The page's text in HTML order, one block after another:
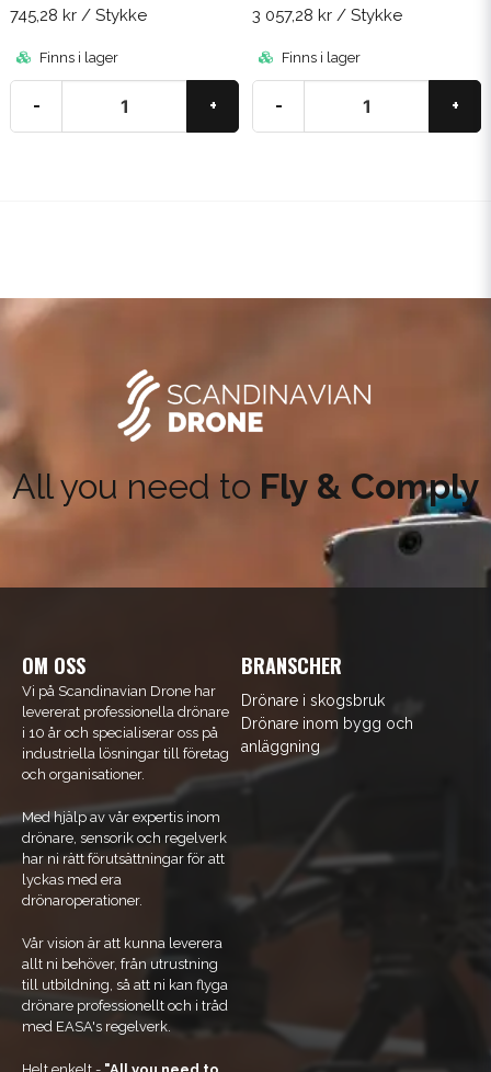
745,28 kr / Stykke
Finns i lager
- +
3 057,28 kr / Stykke
Finns i lager
- +
All you need to Fly & Comply
OM OSS
Vi på Scandinavian Drone har
levererat professionella drönare
i 10 år och specialiserar oss på
industriella lösningar till företag
och organisationer.
Med hjälp av vår expertis inom
drönare, sensorik och regelverk
har ni rätt förutsättningar för att
lyckas med era
drönaroperationer.
Vår vision är att kunna leverera
allt ni behöver, från utrustning
till utbildning, så att ni kan flyga
drönare professionellt och i tråd
med EASA's regelverk.
BRANSCHER
Drönare i skogsbruk
Drönare inom bygg och
anläggning